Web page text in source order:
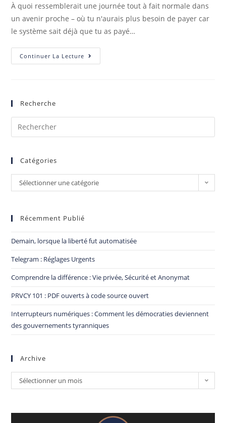
À quoi ressemblerait une journée tout à fait normale dans
un avenir proche – où tu n'aurais plus besoin de payer car
le système sait déjà que tu as payé…
Continuer La Lecture
Recherche
Catégories
Sélectionner une catégorie
Récemment Publié
Demain, lorsque la liberté fut automatisée
Telegram : Réglages Urgents
Comprendre la différence : Vie privée, Sécurité et Anonymat
PRVCY 101 : PDF ouverts à code source ouvert
Interrupteurs numériques : Comment les démocraties deviennent
des gouvernements tyranniques
Archive
Sélectionner un mois